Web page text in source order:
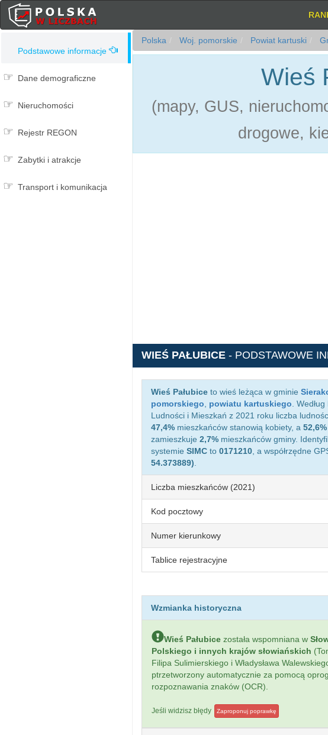
Podstawowe informacje
Dane demograficzne
Nieruchomości
Rejestr REGON
Zabytki i atrakcje
Transport i komunikacja
Polska Woj. pomorskie Powiat kartuski
Wieś
(mapy, GUS,
drogowe,
WIEŚ PAŁUBICE - PODSTAWOWE
Wieś Pałubice to wieś leżąca w gminie
pomorskiego
powiatu kartuskiego .
Ludności i Mieszkań z 2021 roku liczba
47,4% mieszkańców stanowią kobiety, a 52,6%
zamieszkuje 2,7% mieszkańców gminy.
systemie SIMC to 0171210 , a współrzędne
54.373889)
Liczba mieszkańców (2021)
Kod pocztowy
Numer kierunkowy
Tablice rejestracyjne
Wzmianka historyczna
Wieś Pałubice została wspomniana w
Polskiego i innych krajów słowiańskich
Filipa Sulimierskiego i Władysława
ptrzetworzony automatycznie za pomocą
rozpoznawania znaków (OCR).
Jeśli widzisz błędy Zaproponuj poprawkę